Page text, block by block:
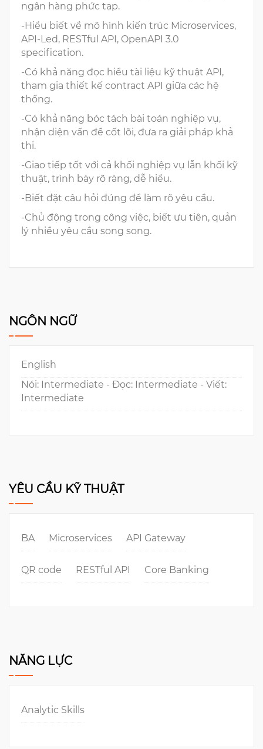
ngân hàng phức tạp.
-Hiểu biết về mô hình kiến trúc Microservices,
API-Led, RESTful API, OpenAPI 3.0
specification.
-Có khả năng đọc hiểu tài liệu kỹ thuật API,
tham gia thiết kế contract API giữa các hệ
thống.
-Có khả năng bóc tách bài toán nghiệp vụ,
nhận diện vấn đề cốt lõi, đưa ra giải pháp khả
thi.
-Giao tiếp tốt với cả khối nghiệp vụ lẫn khối kỹ
thuật, trình bày rõ ràng, dễ hiểu.
-Biết đặt câu hỏi đúng để làm rõ yêu cầu.
-Chủ động trong công việc, biết ưu tiên, quản
lý nhiều yêu cầu song song.
NGÔN NGỮ
English
Nói: Intermediate - Đọc: Intermediate - Viết:
Intermediate
YÊU CẦU KỸ THUẬT
BA Microservices API Gateway
QR code RESTful API Core Banking
NĂNG LỰC
Analytic Skills